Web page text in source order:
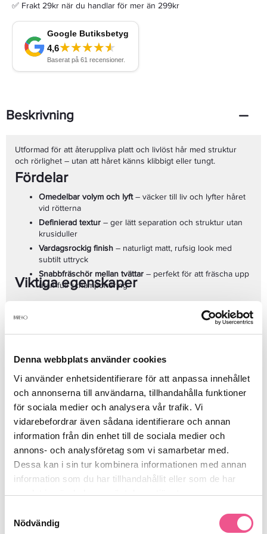
Denna webbplats använder cookies
Vi använder enhetsidentifierare för att anpassa innehållet
och annonserna till användarna, tillhandahålla funktioner
för sociala medier och analysera vår trafik. Vi
vidarebefordrar även sådana identifierare och annan
information från din enhet till de sociala medier och
annons- och analysföretag som vi samarbetar med.
Dessa kan i sin tur kombinera informationen med annan
information som du har tillhandahållit eller som de har
samlat in när du har använt deras tjänster.
Nödvändig
✅ Frakt 29kr när du handlar för mer än 299kr
Beskrivning
Utformad för att återuppliva platt och livlöst hår med struktur
och rörlighet – utan att håret känns klibbigt eller tungt.
Fördelar
Omedelbar volym och lyft– väcker till liv och lyfter håret
vid rötterna
Definierad textur – ger lätt separation och struktur utan
krusiduller
Vardagsrockig finish – naturligt matt, rufsig look med
subtilt uttryck
Snabbfräschör mellan tvättar – perfekt för att fräscha upp
utan full schamponering
Viktiga egenskaper
Resultat:luftig, strukturförstärkt frisyr med beatspillad,
naturlig känsla
Se mer
Produktdetaljer